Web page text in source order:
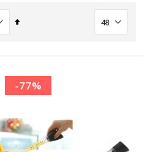
Imposta
-77%